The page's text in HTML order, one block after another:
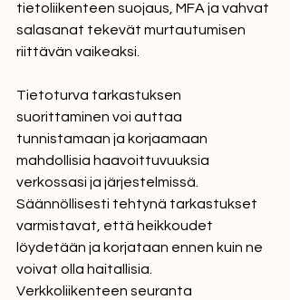
tietoliikenteen suojaus, MFA ja vahvat
salasanat tekevät murtautumisen
riittävän vaikeaksi.
Tietoturva tarkastuksen
suorittaminen voi auttaa
tunnistamaan ja korjaamaan
mahdollisia haavoittuvuuksia
verkossasi ja järjestelmissä.
Säännöllisesti tehtynä tarkastukset
varmistavat, että heikkoudet
löydetään ja korjataan ennen kuin ne
voivat olla haitallisia.
Verkkoliikenteen seuranta